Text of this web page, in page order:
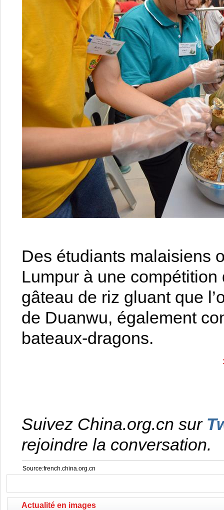
Des étudiants malaisiens
Lumpur à une
gâteau de riz gluant que
de Duanwu, également
bateaux-dragons.
Suivez China.org.cn sur
rejoindre la conversation.
Source:french.china.org.cn